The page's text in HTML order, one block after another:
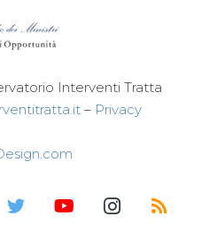
Interventi Tratta
– Privacy